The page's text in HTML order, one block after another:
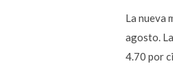
La nueva
agosto.
4.70 por